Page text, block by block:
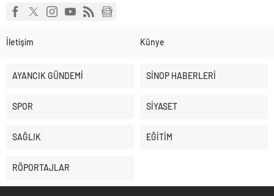
İletişim Künye
AYANCIK GÜNDEMİ SİNOP HABERLERİ
SPOR SİYASET
SAĞLIK EĞİTİM
RÖPORTAJLAR